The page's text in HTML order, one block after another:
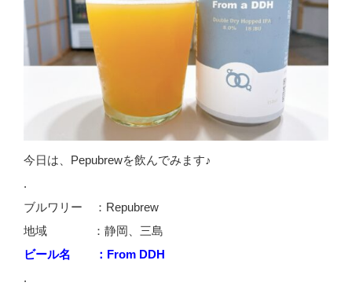
今日は、Pepubrewを飲んでみます♪
.
ブルワリー ：Repubrew
地域 ：静岡、三島
ビール名 ：From DDH
.